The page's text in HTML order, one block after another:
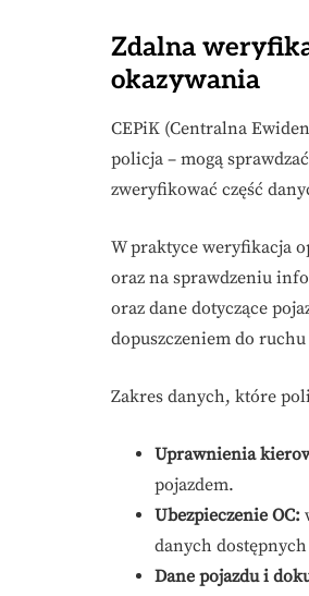
Zdalna
okazywania
CEPiK (Centralna
policja – mogą
zweryfikować część
W praktyce weryfikacja
oraz na sprawdzeniu
oraz dane dotyczące
dopuszczeniem do
Zakres danych, które
Uprawnienia
pojazdem.
Ubezpieczenie OC:
danych
Dane pojazdu i